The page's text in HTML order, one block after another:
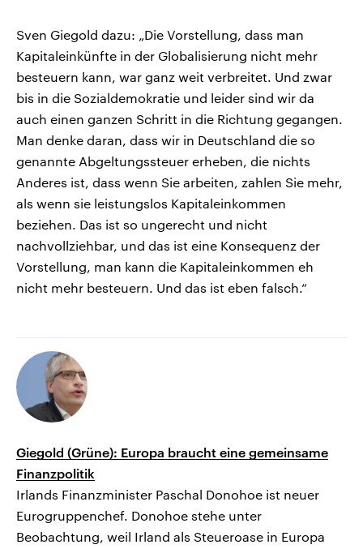
Sven Giegold dazu: „Die Vorstellung, dass man
Kapitaleinkünfte in der Globalisierung nicht mehr
besteuern kann, war ganz weit verbreitet. Und zwar
bis in die Sozialdemokratie und leider sind wir da
auch einen ganzen Schritt in die Richtung gegangen.
Man denke daran, dass wir in Deutschland die so
genannte Abgeltungssteuer erheben, die nichts
Anderes ist, dass wenn Sie arbeiten, zahlen Sie mehr,
als wenn sie leistungslos Kapitaleinkommen
beziehen. Das ist so ungerecht und nicht
nachvollziehbar, und das ist eine Konsequenz der
Vorstellung, man kann die Kapitaleinkommen eh
nicht mehr besteuern. Und das ist eben falsch.“
Giegold (Grüne): Europa braucht eine gemeinsame
Finanzpolitik
Irlands Finanzminister Paschal Donohoe ist neuer
Eurogruppenchef. Donohoe stehe unter
Beobachtung, weil Irland als Steueroase in Europa